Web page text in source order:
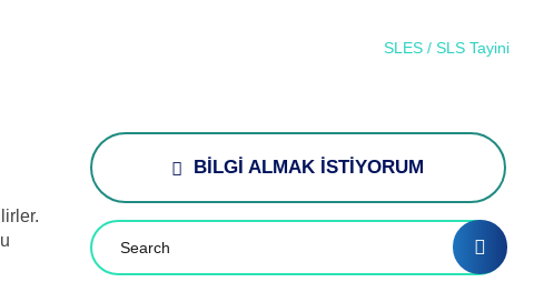
SLES / SLS Tayini
BİLGİ ALMAK İSTİYORUM